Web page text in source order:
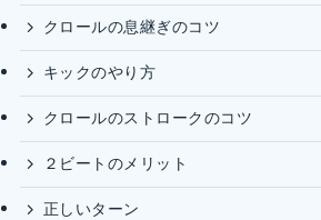
クロールの息継ぎのコツ
キックのやり方
クロールのストロークのコツ
２ビートのメリット
正しいターン